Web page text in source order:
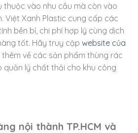
thuộc vào nhu cầu mà còn vào
Việt Xanh Plastic cung cấp các
bền bỉ, chi phí hợp lý cùng dịch
tốt. Hãy truy cập website của
thêm về các sản phẩm thùng rác
quản lý chất thải cho khu công
nội thành TP.HCM và